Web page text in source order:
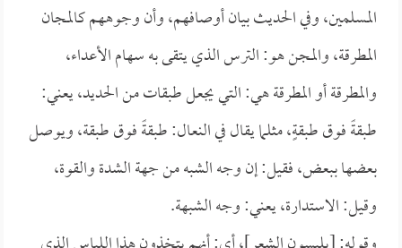
المسلمين، وفي الحديث بيان أوصافهم، وأن وجوههم كالمجان
المطرقة، والمجن هو: الترس الذي يتقى به سهام الأعداء،
والمطرقة أو المطرقة هي: التي يجعل طبقات من الحديد، يعني:
طبقةً فوق طبقةٍ، مثلما يقال في النعال: طبقةً فوق طبقة، ويوصل
بعضها ببعض، فقيل: إن وجه الشبه من جهة الشدة والقوة،
وقيل: الاستدارة، يعني: وجه الشبهة.